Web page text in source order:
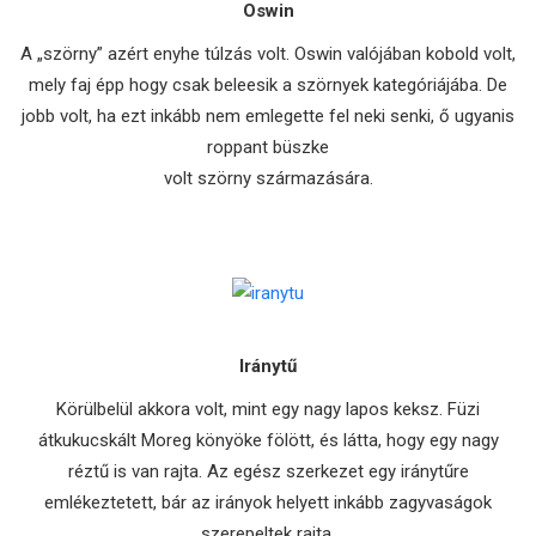
Oswin
A „szörny” azért enyhe túlzás volt. Oswin valójában kobold volt,
mely faj épp hogy csak beleesik a szörnyek kategóriájába. De
jobb volt, ha ezt inkább nem emlegette fel neki senki, ő ugyanis
roppant büszke
volt szörny származására.
Iránytű
Körülbelül akkora volt, mint egy nagy lapos keksz. Füzi
átkukucskált Moreg könyöke fölött, és látta, hogy egy nagy
réztű is van rajta. Az egész szerkezet egy iránytűre
emlékeztetett, bár az irányok helyett inkább zagyvaságok